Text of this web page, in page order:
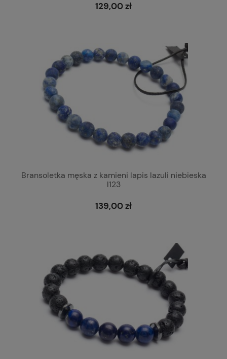
129,00 zł
Bransoletka męska z kamieni lapis lazuli niebieska
l123
139,00 zł